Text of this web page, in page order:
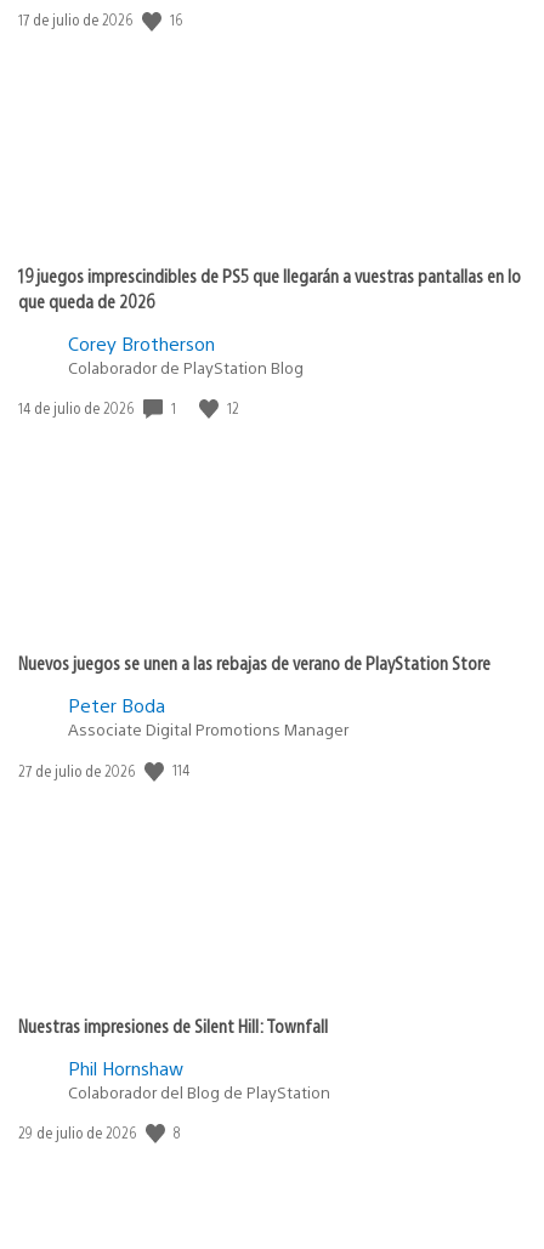
Fecha
17 de julio de 2026 16
19 juegos imprescindibles de PS5 que llegarán a vuestras pantallas en lo
que queda de 2026
Corey Brotherson
Colaborador de PlayStation Blog
Fecha
14 de julio de 2026 1 12
Nuevos juegos se unen a las rebajas de verano de PlayStation Store
Peter Boda
Associate Digital Promotions Manager
Fecha
27 de julio de 2026 114
Nuestras impresiones de Silent Hill: Townfall
Phil Hornshaw
Colaborador del Blog de PlayStation
Fecha
29 de julio de 2026 8